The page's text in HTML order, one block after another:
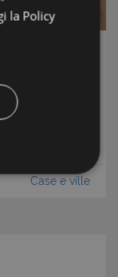
Case e ville
la Policy